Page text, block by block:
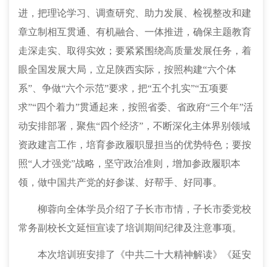
进，把理论学习、调查研究、助力发展、检视整改和建
章立制相互贯通、有机融合、一体推进，确保主题教育
走深走实、取得实效；要紧紧围绕高质量发展任务，着
眼全国发展大局，立足陕西实际，按照构建“六个体
系”、争做“六个示范”要求，把“五个扎实”“五项要
求”“四个着力”贯通起来，按照省委、省政府“三个年”活
动安排部署，聚焦“四个经济”，不断深化主体界别领域
资政建言工作，培育参政履职显担当的优势特色；要按
照“人才强党”战略，坚守政治准则，增加参政履职本
领，做中国共产党的好参谋、好帮手、好同事。
柳蓉向全体学员介绍了子长市市情，子长市委党校
常务副校长文延恒宣读了培训期间纪律及注意事项。
本次培训班安排了《中共二十大精神解读》《延安